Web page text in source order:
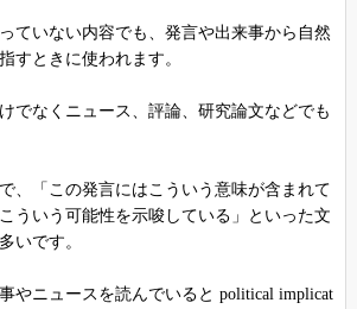
ていない内容でも、発言や出来事から自然
すときに使われます。
でなくニュース、評論、研究論文などでも
、「この発言にはこういう意味が含まれて
ういう可能性を示唆している」といった文
いです。
やニュースを読んでいると political implicat